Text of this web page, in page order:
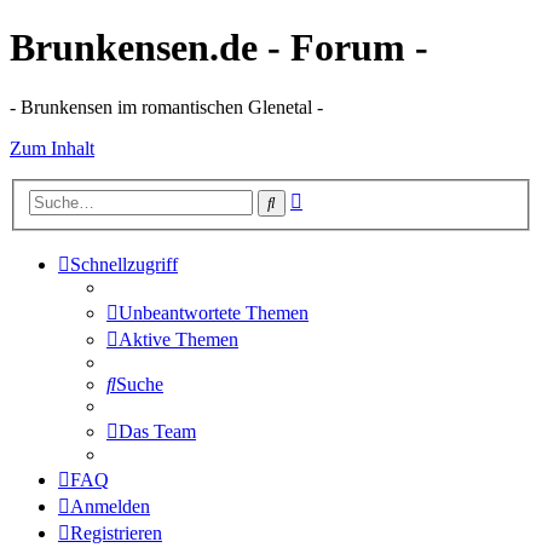
Brunkensen.de - Forum -
- Brunkensen im romantischen Glenetal -
Zum Inhalt
Suche
Schnellzugriff
Unbeantwortete Themen
Aktive Themen
Suche
Das Team
FAQ
Anmelden
Registrieren